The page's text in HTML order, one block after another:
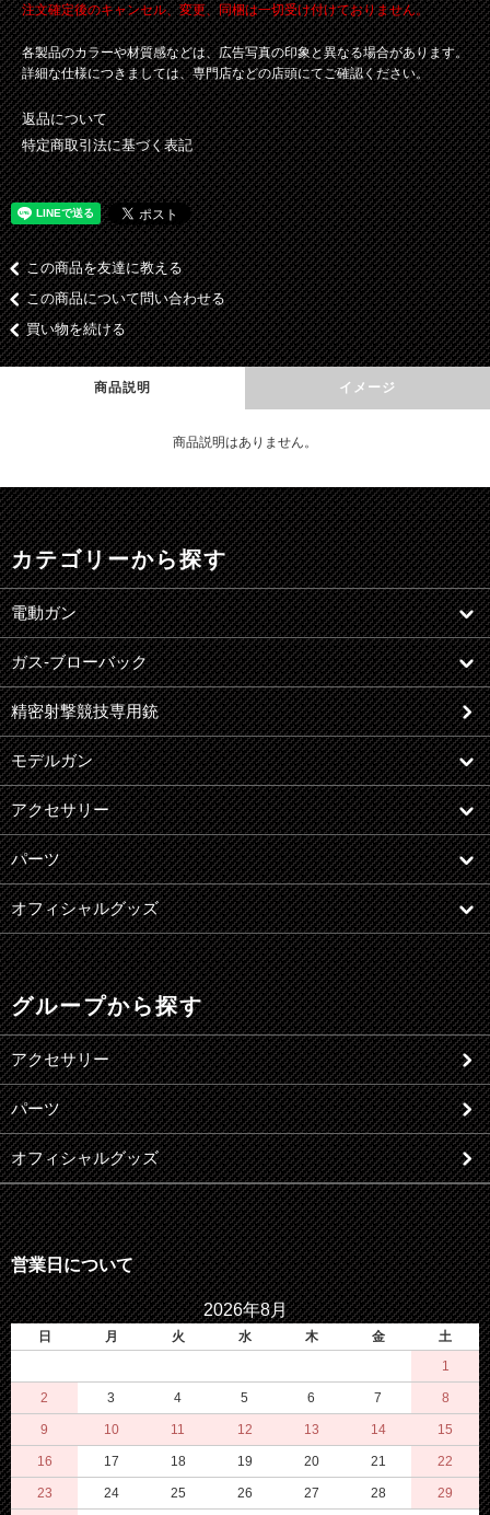
注文確定後のキャンセル、変更、同梱は一切受け付けておりません。
各製品のカラーや材質感などは、広告写真の印象と異なる場合があります。
詳細な仕様につきましては、専門店などの店頭にてご確認ください。
返品について
特定商取引法に基づく表記
この商品を友達に教える
この商品について問い合わせる
買い物を続ける
商品説明 イメージ
商品説明はありません。
カテゴリーから探す
電動ガン
ガス-ブローバック
精密射撃競技専用銃
モデルガン
アクセサリー
パーツ
オフィシャルグッズ
グループから探す
アクセサリー
パーツ
オフィシャルグッズ
営業日について
2026年8月
日 月 火 水 木 金
土
1
2 3 4 5 6 7 8
9 10 11 12 13 14 15
16 17 18 19 20 21 22
23 24 25 26 27 28 29